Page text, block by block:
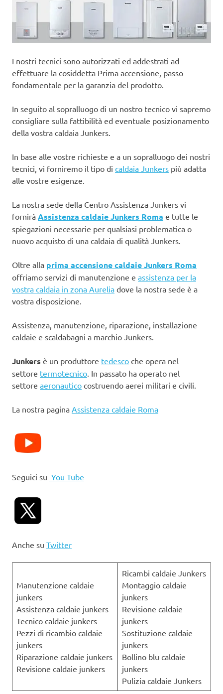
I nostri tecnici sono autorizzati ed addestrati ad
effettuare la cosiddetta Prima accensione, passo
fondamentale per la garanzia del prodotto.
In seguito al sopralluogo di un nostro tecnico vi sapremo
consigliare sulla fattibilità ed eventuale posizionamento
della vostra caldaia Junkers.
In base alle vostre richieste e a un sopralluogo dei nostri
tecnici, vi forniremo il tipo di caldaia Junkers più adatta
alle vostre esigenze.
La nostra sede della Centro Assistenza Junkers vi
fornirà Assistenza caldaie Junkers Roma e tutte le
spiegazioni necessarie per qualsiasi problematica o
nuovo acquisto di una caldaia di qualità Junkers.
Oltre alla prima accensione caldaie Junkers Roma
offriamo servizi di manutenzione e assistenza per la
vostra caldaia in zona Aurelia dove la nostra sede è a
vostra disposizione.
Assistenza, manutenzione, riparazione, installazione
caldaie e scaldabagni a marchio Junkers.
Junkers è un produttore tedesco che opera nel
settore termotecnico . In passato ha operato nel
settore aeronautico costruendo aerei militari e civili.
La nostra pagina Assistenza caldaie Roma
Seguici su You Tube
Anche su Twitter
Manutenzione caldaie
junkers
Assistenza caldaie junkers
Tecnico caldaie junkers
Pezzi di ricambio caldaie
junkers
Riparazione caldaie junkers
Revisione caldaie junkers
Ricambi caldaie Junkers
Montaggio caldaie
junkers
Revisione caldaie
junkers
Sostituzione caldaie
junkers
Bollino blu caldaie
junkers
Pulizia caldaie Junkers